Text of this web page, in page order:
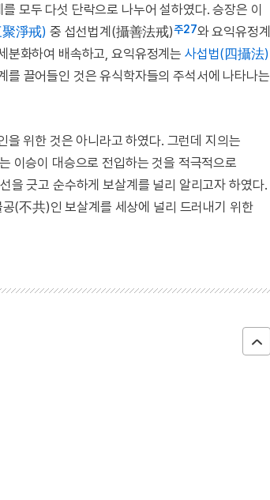
모두 다섯 단락으로 나누어 설하였다. 승장은 이
聚淨戒) 중 섭선법계(攝善法戒)주27와 요익유정계
분화하여 배속하고, 요익유정계는 사섭법(四攝法)
끌어들인 것은 유식학자들의 주석서에 나타나는
을 위한 것은 아니라고 하였다. 그런데 지의는
이승이 대승으로 전입하는 것을 적극적으로
을 긋고 순수하게 보살계를 널리 알리고자 하였다.
공(不共)인 보살계를 세상에 널리 드러내기 위한